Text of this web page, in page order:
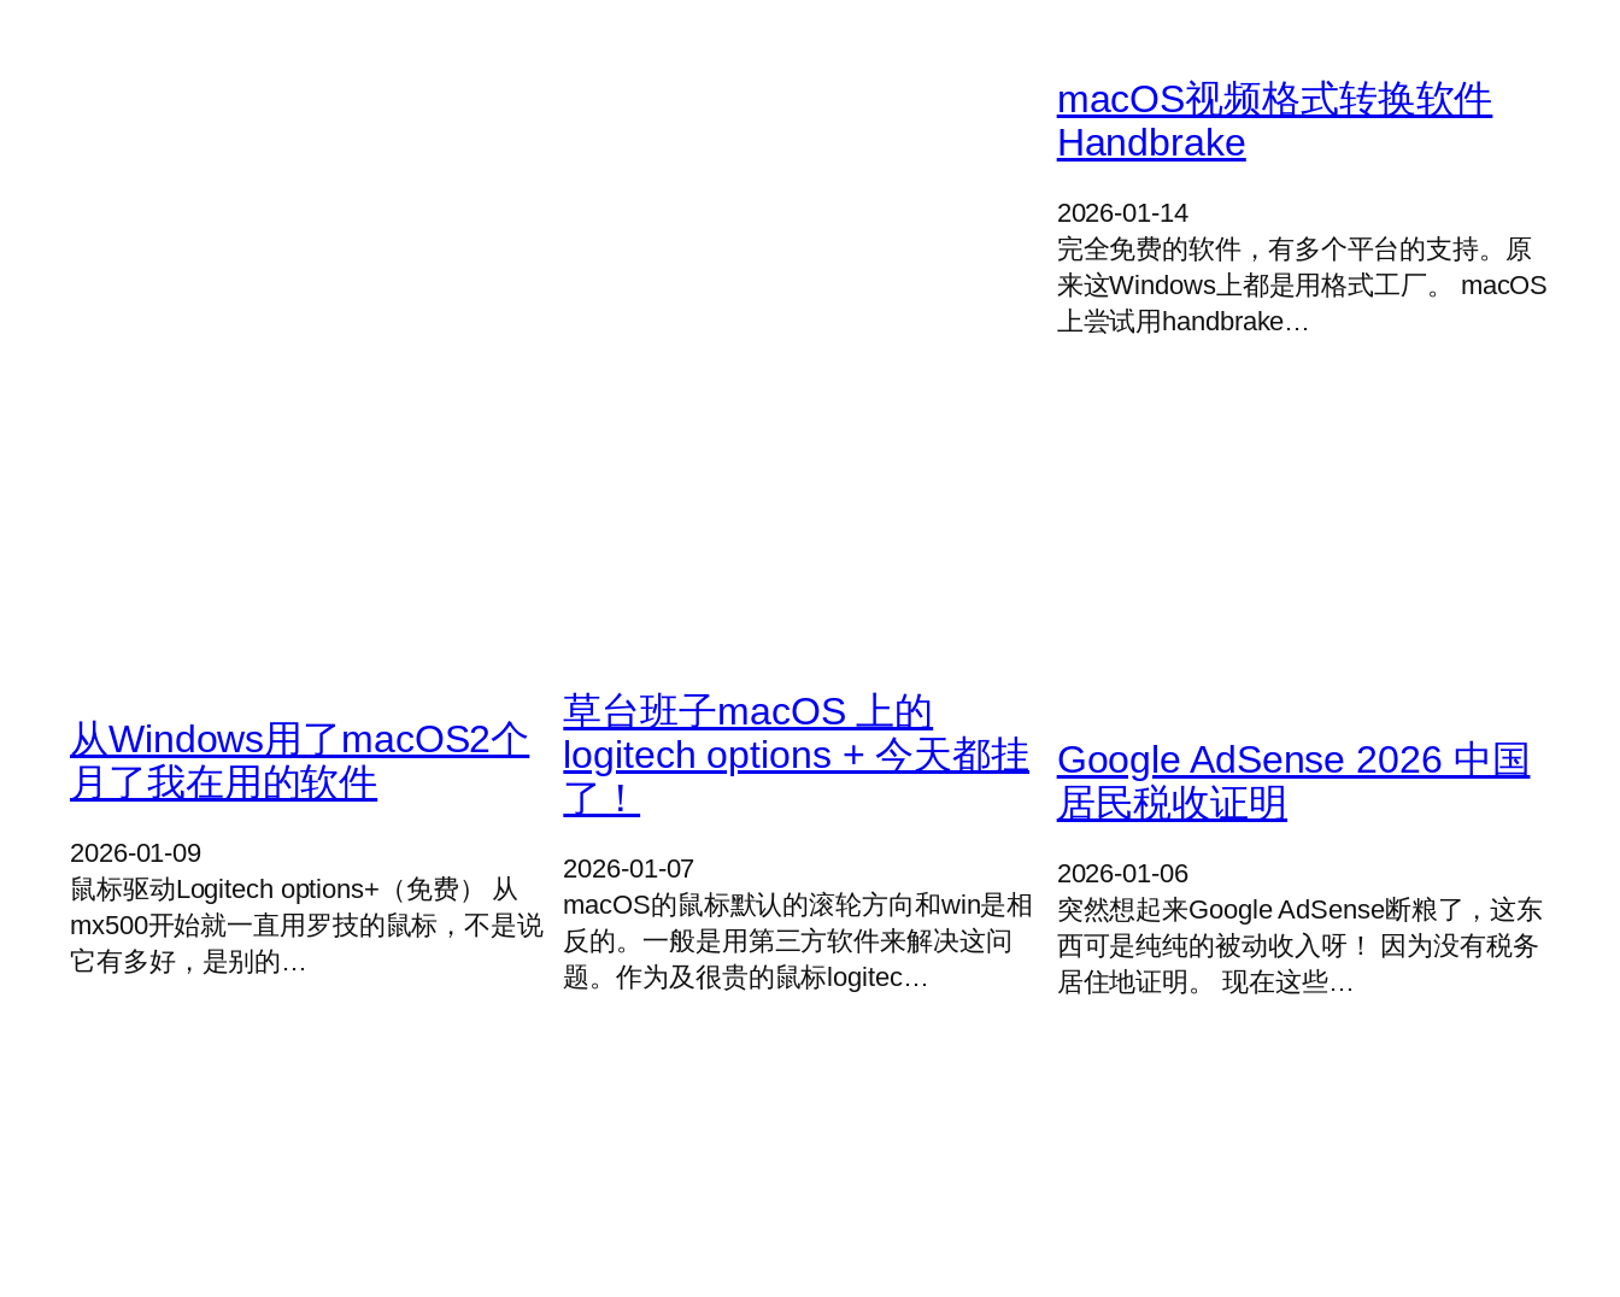
macOS视频格式转换软件
Handbrake
2026-01-14
完全免费的软件，有多个平台的支持。原
来这Windows上都是用格式工厂。 macOS
上尝试用handbrake…
从Windows用了macOS2个
月了我在用的软件
2026-01-09
鼠标驱动Logitech options+（免费） 从
mx500开始就一直用罗技的鼠标，不是说
它有多好，是别的…
草台班子macOS 上的
logitech options + 今天都挂
了！
2026-01-07
macOS的鼠标默认的滚轮方向和win是相
反的。一般是用第三方软件来解决这问
题。作为及很贵的鼠标logitec…
Google AdSense 2026 中国
居民税收证明
2026-01-06
突然想起来Google AdSense断粮了，这东
西可是纯纯的被动收入呀！ 因为没有税务
居住地证明。 现在这些…